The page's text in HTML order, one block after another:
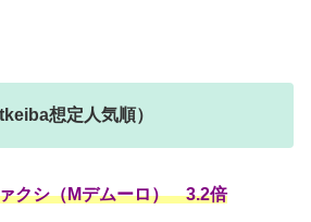
想定人気順）
クシ（Mデムーロ） 3.2倍